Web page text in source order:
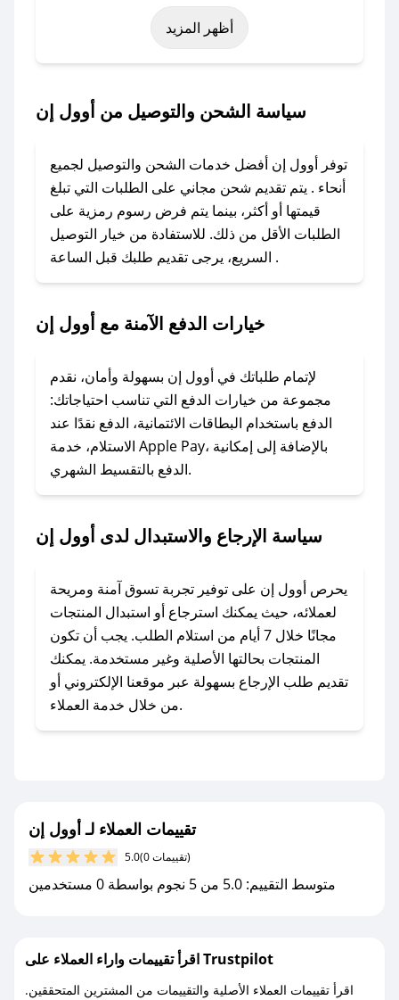
عيد الأضحى، الجمعة البيضاء (شهر نوفمبر)، رمضان،
اليوم الوطني، يوم التأسيس، أو حتى عروض خاصة
باستخدام تطبيق صحصح، يمكنك العثور بسهولة على
تواصل معنا عبر تويتر أو البريد الإلكتروني لإضافته
بسرعة.
### كيفية استخدام كود خصم أوول إن؟
1. انسخ كود الخصم من تطبيق صحصح.
2. الصقه في خانة الدفع عند التسوق من أوول إن.
### ماذا أفعل إذا لم يعمل كود الخصم؟
الرسائل الخاصة على تويتر أو البريد الإلكتروني،
وسنقوم بحل المشكلة في أسرع وقت ممكن.
### ماذا أفعل إذا لم أجد كود خصم لمتجري
المفضل؟
في حال عدم توفر كوبونات لمتجرك المفضل، يمكنك
أسرع وقت ممكن.
### كيف تحصل على كوبونات خصم حصرية من
أوول إن؟
للحصول على كوبونات وخصومات حصرية، قم بما
يلي:
- اضغط على أيقونة متابعة لمتجر أوول إن في تطبيق
صحصح.
مع صحصح، تسوق بذكاء ووفّر على كل مشترياتك مع
أظهر المزيد
سياسة الشحن والتوصيل من أوول إن
توفر أوول إن أفضل خدمات الشحن والتوصيل لجميع
أنحاء . يتم تقديم شحن مجاني على الطلبات التي تبلغ
قيمتها أو أكثر، بينما يتم فرض رسوم رمزية على
الطلبات الأقل من ذلك. للاستفادة من خيار التوصيل
السريع، يرجى تقديم طلبك قبل الساعة .
خيارات الدفع الآمنة مع أوول إن
لإتمام طلباتك في أوول إن بسهولة وأمان، نقدم
مجموعة من خيارات الدفع التي تناسب احتياجاتك:
الدفع باستخدام البطاقات الائتمانية، الدفع نقدًا عند
الاستلام، خدمة Apple Pay، بالإضافة إلى إمكانية
الدفع بالتقسيط الشهري.
سياسة الإرجاع والاستبدال لدى أوول إن
يحرص أوول إن على توفير تجربة تسوق آمنة ومريحة
لعملائه، حيث يمكنك استرجاع أو استبدال المنتجات
مجانًا خلال 7 أيام من استلام الطلب. يجب أن تكون
المنتجات بحالتها الأصلية وغير مستخدمة. يمكنك
تقديم طلب الإرجاع بسهولة عبر موقعنا الإلكتروني أو
من خلال خدمة العملاء.
تقييمات العملاء لـ أوول إن
5.0 (0 تقييمات)
متوسط التقييم: 5.0 من 5 نجوم بواسطة 0 مستخدمين
اقرأ تقييمات واراء العملاء على Trustpilot
اقرأ تقييمات العملاء الأصلية والتقييمات من المشترين المتحققين.